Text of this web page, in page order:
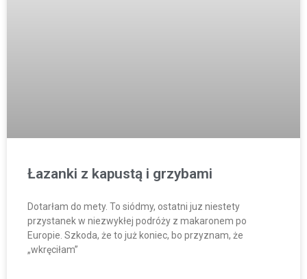
Łazanki z kapustą i grzybami
Dotarłam do mety. To siódmy, ostatni juz niestety
przystanek w niezwykłej podróży z makaronem po
Europie. Szkoda, że to już koniec, bo przyznam, że
„wkręciłam”